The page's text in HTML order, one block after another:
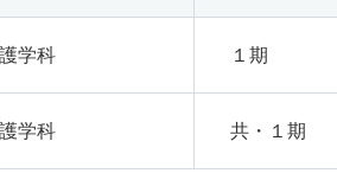
学科 １期
学科 共・１期